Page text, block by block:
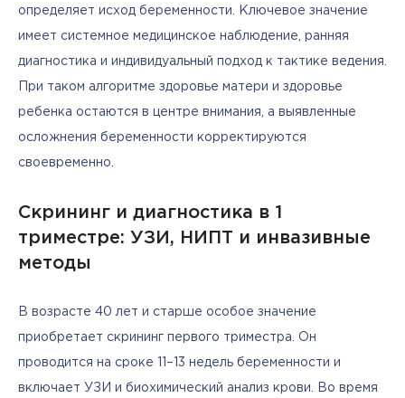
определяет исход беременности. Ключевое значение
имеет системное медицинское наблюдение, ранняя
диагностика и индивидуальный подход к тактике ведения.
При таком алгоритме здоровье матери и здоровье
ребенка остаются в центре внимания, а выявленные
осложнения беременности корректируются
своевременно.
Скрининг и диагностика в 1
триместре: УЗИ, НИПТ и инвазивные
методы
В возрасте 40 лет и старше особое значение
приобретает скрининг первого триместра. Он
проводится на сроке 11–13 недель беременности и
включает УЗИ и биохимический анализ крови. Во время